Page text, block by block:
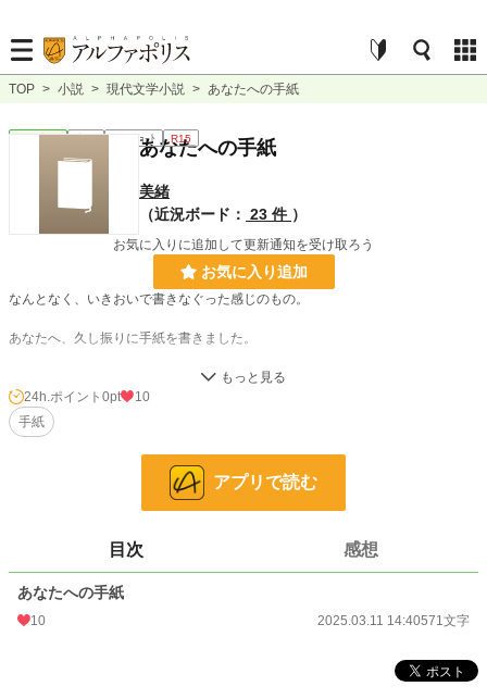
TOP > 小説 > 現代文学小説 > あなたへの手紙
現代文学 完結 ｼｮｰﾄｼｮｰﾄ R15
あなたへの手紙
美緒
（近況ボード： 23 件 ）
お気に入りに追加して更新通知を受け取ろう
お気に入り追加
なんとなく、いきおいで書きなぐった感じのもの。
あなたへ、久し振りに手紙を書きました。
エッセイとも、詩とも違います。現代文学とも言えないような。
他サイトにも掲載しています。
228,608 位 / 228,608 件
9,609 位 / 9,609 件
24h.ポイント 0 pt
文字数
24h.ポイント 0pt
10
手紙
アプリで読む
目次 感想
あなたへの手紙
10 2025.03.11 14:40571文字